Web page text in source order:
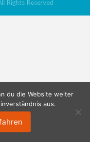
Rights Reserved
du die Website weiter
aus.